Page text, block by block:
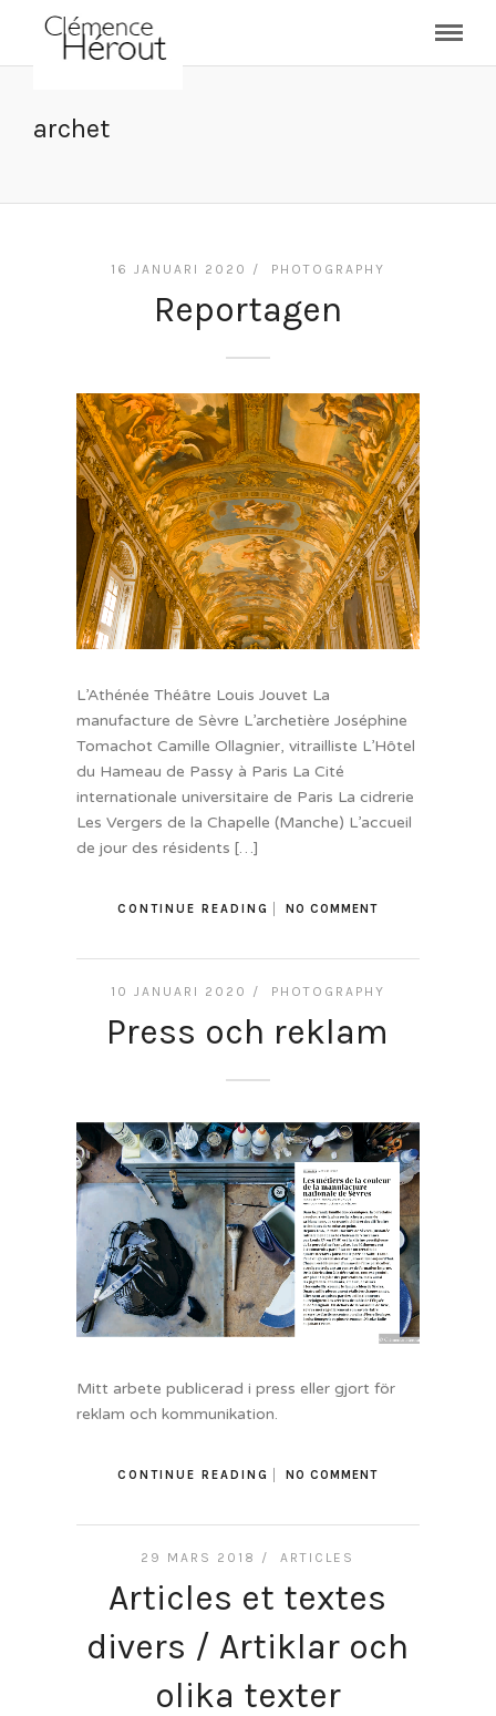
archet
16 JANUARI 2020 / PHOTOGRAPHY
Reportagen
L’Athénée Théâtre Louis Jouvet La
manufacture de Sèvre L’archetière Joséphine
Tomachot Camille Ollagnier, vitrailliste L’Hôtel
du Hameau de Passy à Paris La Cité
internationale universitaire de Paris La cidrerie
Les Vergers de la Chapelle (Manche) L’accueil
de jour des résidents […]
CONTINUE READING NO COMMENT
10 JANUARI 2020 / PHOTOGRAPHY
Press och reklam
Mitt arbete publicerad i press eller gjort för
reklam och kommunikation.
CONTINUE READING NO COMMENT
29 MARS 2018 /ARTICLES
Articles et textes
divers / Artiklar och
olika texter